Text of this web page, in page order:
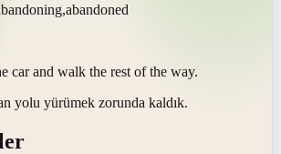
car and walk the rest of the way.
yolu yürümek zorunda kaldık.